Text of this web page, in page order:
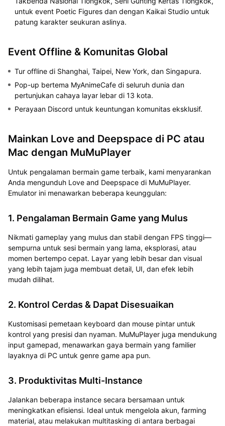
untuk event Poetic Figures dan dengan Kaikai Studio untuk
patung karakter seukuran aslinya.
Event Offline & Komunitas Global
Tur offline di Shanghai, Taipei, New York, dan Singapura.
Pop-up bertema MyAnimeCafe di seluruh dunia dan
pertunjukan cahaya layar lebar di 13 kota.
Perayaan Discord untuk keuntungan komunitas eksklusif.
Mainkan Love and Deepspace di PC atau
Mac dengan MuMuPlayer
Untuk pengalaman bermain game terbaik, kami menyarankan
Anda mengunduh Love and Deepspace di MuMuPlayer.
Emulator ini menawarkan beberapa keunggulan:
1. Pengalaman Bermain Game yang Mulus
Nikmati gameplay yang mulus dan stabil dengan FPS tinggi—
sempurna untuk sesi bermain yang lama, eksplorasi, atau
momen bertempo cepat. Layar yang lebih besar dan visual
yang lebih tajam juga membuat detail, UI, dan efek lebih
mudah dilihat.
2. Kontrol Cerdas & Dapat Disesuaikan
Kustomisasi pemetaan keyboard dan mouse pintar untuk
kontrol yang presisi dan nyaman. MuMuPlayer juga mendukung
input gamepad, menawarkan gaya bermain yang familier
layaknya di PC untuk genre game apa pun.
3. Produktivitas Multi-Instance
Jalankan beberapa instance secara bersamaan untuk
meningkatkan efisiensi. Ideal untuk mengelola akun, farming
material, atau melakukan multitasking di antara berbagai